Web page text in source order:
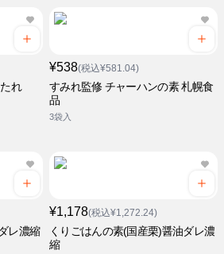
れ
¥538(税込¥581.04)
すみれ監修 チャーハンの素 札幌食
品
3袋入
レ濃縮
¥1,178(税込¥1,272.24)
くりごはんの素(国産栗)醤油ダレ濃
縮